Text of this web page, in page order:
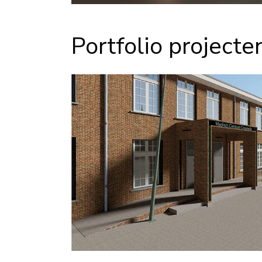
Portfolio